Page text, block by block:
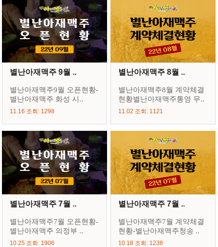
별난아재맥주 9월 ..
별난아재맥주9월 오픈현황-
별난아재맥주 화성 시..
11.16 조회: 1298
별난아재맥주 8월 ..
별난아재맥주8월 계약체결
현황별난아재맥주통영 무..
11.02 조회: 1121
별난아재맥주 7월 ..
별난아재맥주7월 오픈현황-
별난아재맥주 의정부 ..
10.25 조회: 1906
별난아재맥주 7월 ..
별난아재맥주7월 계약체결
현황-별난아재맥주청송 ..
10.18 조회: 1238